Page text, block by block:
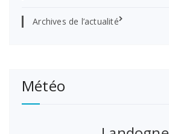
Archives de l’actualité
Météo